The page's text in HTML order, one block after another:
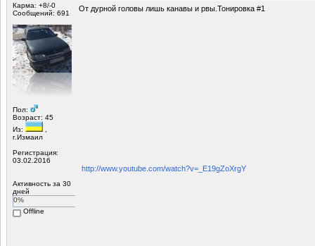
Карма: +8/-0
Сообщений: 691
Пол:
Возраст: 45
Из:
г.Измаил
Регистрация:
03.02.2016
Активность за 30
дней
0%
Offline
От дурной головы лишь канавы и рвы.Тонировка #1
http://www.youtube.com/watch?v=_E19gZoXrgY